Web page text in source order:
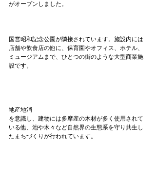
がオープンしました。
国営昭和記念公園が隣接されています。施設内には
店舗や飲食店の他に、保育園やオフィス、ホテル、
ミュージアムまで、ひとつの街のような大型商業施
設です。
地産地消
を意識し、建物には多摩産の木材が多く使用されて
いる他、池や木々など自然界の生態系を守り共生し
たまちづくりが行われています。